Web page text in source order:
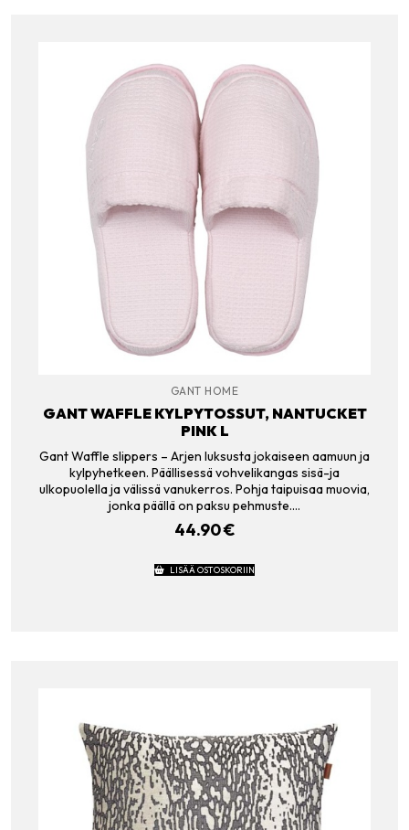
GANT HOME
GANT WAFFLE KYLPYTOSSUT, NANTUCKET
PINK L
Gant Waffle slippers – Arjen luksusta jokaiseen aamuun ja
kylpyhetkeen. Päällisessä vohvelikangas sisä-ja
ulkopuolella ja välissä vanukerros. Pohja taipuisaa muovia,
jonka päällä on paksu pehmuste.…
44.90€
LISÄÄ OSTOSKORIIN